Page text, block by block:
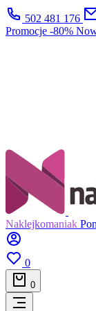
502 481 176
Promocje -80%
Naklejkomaniak
0
0